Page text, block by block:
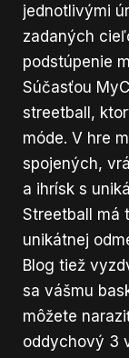
jednotlivými
zadaných
podstúpenie
Súčasťou
streetball,
móde. V hre
spojených,
a ihrísk s
Streetball má
unikátnej
Blog tiež
sa vášmu
môžete
oddychový 3